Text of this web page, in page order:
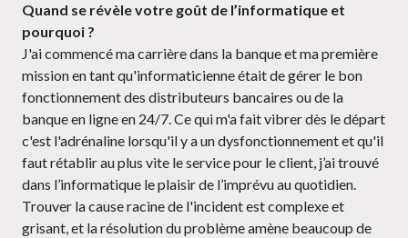
Quand se révèle votre goût de l’informatique et
pourquoi ?
J'ai commencé ma carrière dans la banque et ma première
mission en tant qu'informaticienne était de gérer le bon
fonctionnement des distributeurs bancaires ou de la
banque en ligne en 24/7. Ce qui m'a fait vibrer dès le départ
c'est l'adrénaline lorsqu'il y a un dysfonctionnement et qu'il
faut rétablir au plus vite le service pour le client, j’ai trouvé
dans l’informatique le plaisir de l’imprévu au quotidien.
Trouver la cause racine de l'incident est complexe et
grisant, et la résolution du problème amène beaucoup de